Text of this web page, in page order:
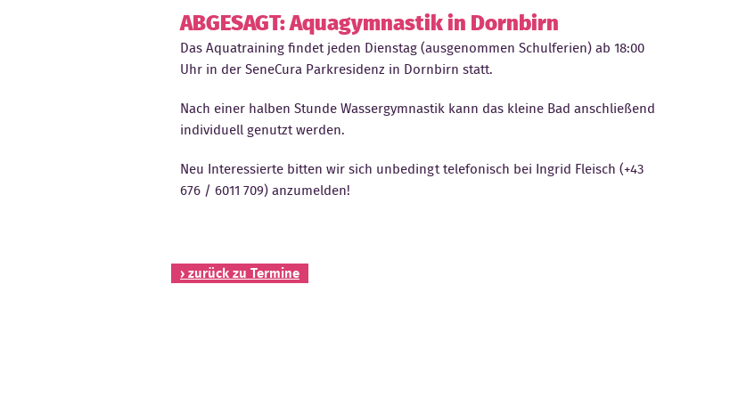
ABGESAGT: Aquagymnastik in Dornbirn
Das Aquatraining findet jeden Dienstag (ausgenommen Schulferien) ab 18:00
Uhr in der SeneCura Parkresidenz in Dornbirn statt.
Nach einer halben Stunde Wassergymnastik kann das kleine Bad anschließend
individuell genutzt werden.
Neu Interessierte bitten wir sich unbedingt telefonisch bei Ingrid Fleisch (+43
676 / 6011 709) anzumelden!
› zurück zu Termine